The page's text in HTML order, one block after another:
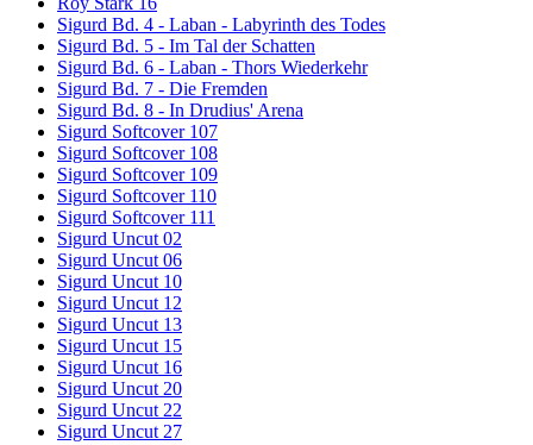
Sigurd Bd. 4 - Laban - Labyrinth des Todes
Sigurd Bd. 5 - Im Tal der Schatten
Sigurd Bd. 6 - Laban - Thors Wiederkehr
Sigurd Bd. 7 - Die Fremden
Sigurd Bd. 8 - In Drudius' Arena
Sigurd Softcover 107
Sigurd Softcover 108
Sigurd Softcover 109
Sigurd Softcover 110
Sigurd Softcover 111
Sigurd Uncut 02
Sigurd Uncut 06
Sigurd Uncut 10
Sigurd Uncut 12
Sigurd Uncut 13
Sigurd Uncut 15
Sigurd Uncut 16
Sigurd Uncut 20
Sigurd Uncut 22
Sigurd Uncut 27